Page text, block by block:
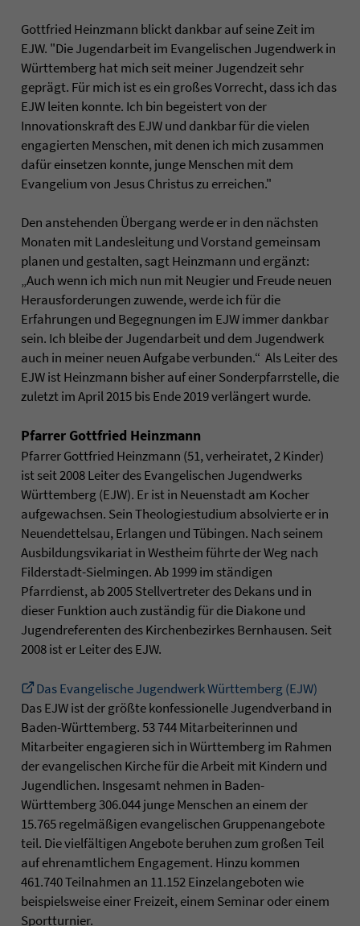
Gottfried Heinzmann blickt dankbar auf seine Zeit im
EJW. "Die Jugendarbeit im Evangelischen Jugendwerk in
Württemberg hat mich seit meiner Jugendzeit sehr
geprägt. Für mich ist es ein großes Vorrecht, dass ich das
EJW leiten konnte. Ich bin begeistert von der
Innovationskraft des EJW und dankbar für die vielen
engagierten Menschen, mit denen ich mich zusammen
dafür einsetzen konnte, junge Menschen mit dem
Evangelium von Jesus Christus zu erreichen."
Den anstehenden Übergang werde er in den nächsten
Monaten mit Landesleitung und Vorstand gemeinsam
planen und gestalten, sagt Heinzmann und ergänzt:
„Auch wenn ich mich nun mit Neugier und Freude neuen
Herausforderungen zuwende, werde ich für die
Erfahrungen und Begegnungen im EJW immer dankbar
sein. Ich bleibe der Jugendarbeit und dem Jugendwerk
auch in meiner neuen Aufgabe verbunden.“ Als Leiter des
EJW ist Heinzmann bisher auf einer Sonderpfarrstelle, die
zuletzt im April 2015 bis Ende 2019 verlängert wurde.
Pfarrer Gottfried Heinzmann
Pfarrer Gottfried Heinzmann (51, verheiratet, 2 Kinder)
ist seit 2008 Leiter des Evangelischen Jugendwerks
Württemberg (EJW). Er ist in Neuenstadt am Kocher
aufgewachsen. Sein Theologiestudium absolvierte er in
Neuendettelsau, Erlangen und Tübingen. Nach seinem
Ausbildungsvikariat in Westheim führte der Weg nach
Filderstadt-Sielmingen. Ab 1999 im ständigen
Pfarrdienst, ab 2005 Stellvertreter des Dekans und in
dieser Funktion auch zuständig für die Diakone und
Jugendreferenten des Kirchenbezirkes Bernhausen. Seit
2008 ist er Leiter des EJW.
Das Evangelische Jugendwerk Württemberg (EJW)
Das EJW ist der größte konfessionelle Jugendverband in
Baden-Württemberg. 53 744 Mitarbeiterinnen und
Mitarbeiter engagieren sich in Württemberg im Rahmen
der evangelischen Kirche für die Arbeit mit Kindern und
Jugendlichen. Insgesamt nehmen in Baden-
Württemberg 306.044 junge Menschen an einem der
15.765 regelmäßigen evangelischen Gruppenangebote
teil. Die vielfältigen Angebote beruhen zum großen Teil
auf ehrenamtlichem Engagement. Hinzu kommen
461.740 Teilnahmen an 11.152 Einzelangeboten wie
beispielsweise einer Freizeit, einem Seminar oder einem
Sportturnier.